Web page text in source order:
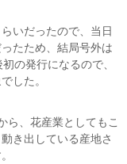
いだったので、当日
たため、結局号外は
の発行になるので、
した。
ら、花産業としてもこ
き出している産地さ